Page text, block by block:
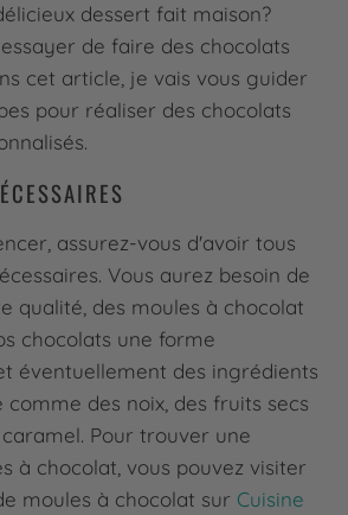
dessert fait maison?
de faire des chocolats
cet article, je vais vous guider
pour réaliser des chocolats
assurez-vous d'avoir tous
Vous aurez besoin de
qualité, des moules à chocolat
chocolats une forme
éventuellement des ingrédients
des noix, des fruits secs
Pour trouver une
à chocolat, vous pouvez visiter
moules à chocolat sur Cuisine